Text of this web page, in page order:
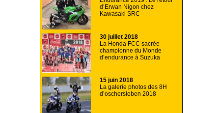
d’Erwan Nigon chez
Kawasaki SRC
30 juillet 2018
La Honda FCC sacrée
championne du Monde
d’endurance à Suzuka
15 juin 2018
La galerie photos des 8H
d’oschersleben 2018